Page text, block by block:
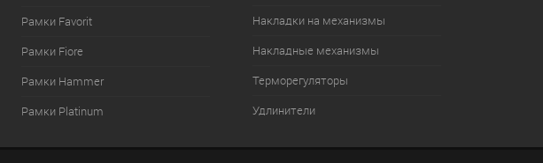
Рамки Favorit
Рамки Fiore
Рамки Hammer
Рамки Platinum
Накладки на механизмы
Накладные механизмы
Терморегуляторы
Удлинители